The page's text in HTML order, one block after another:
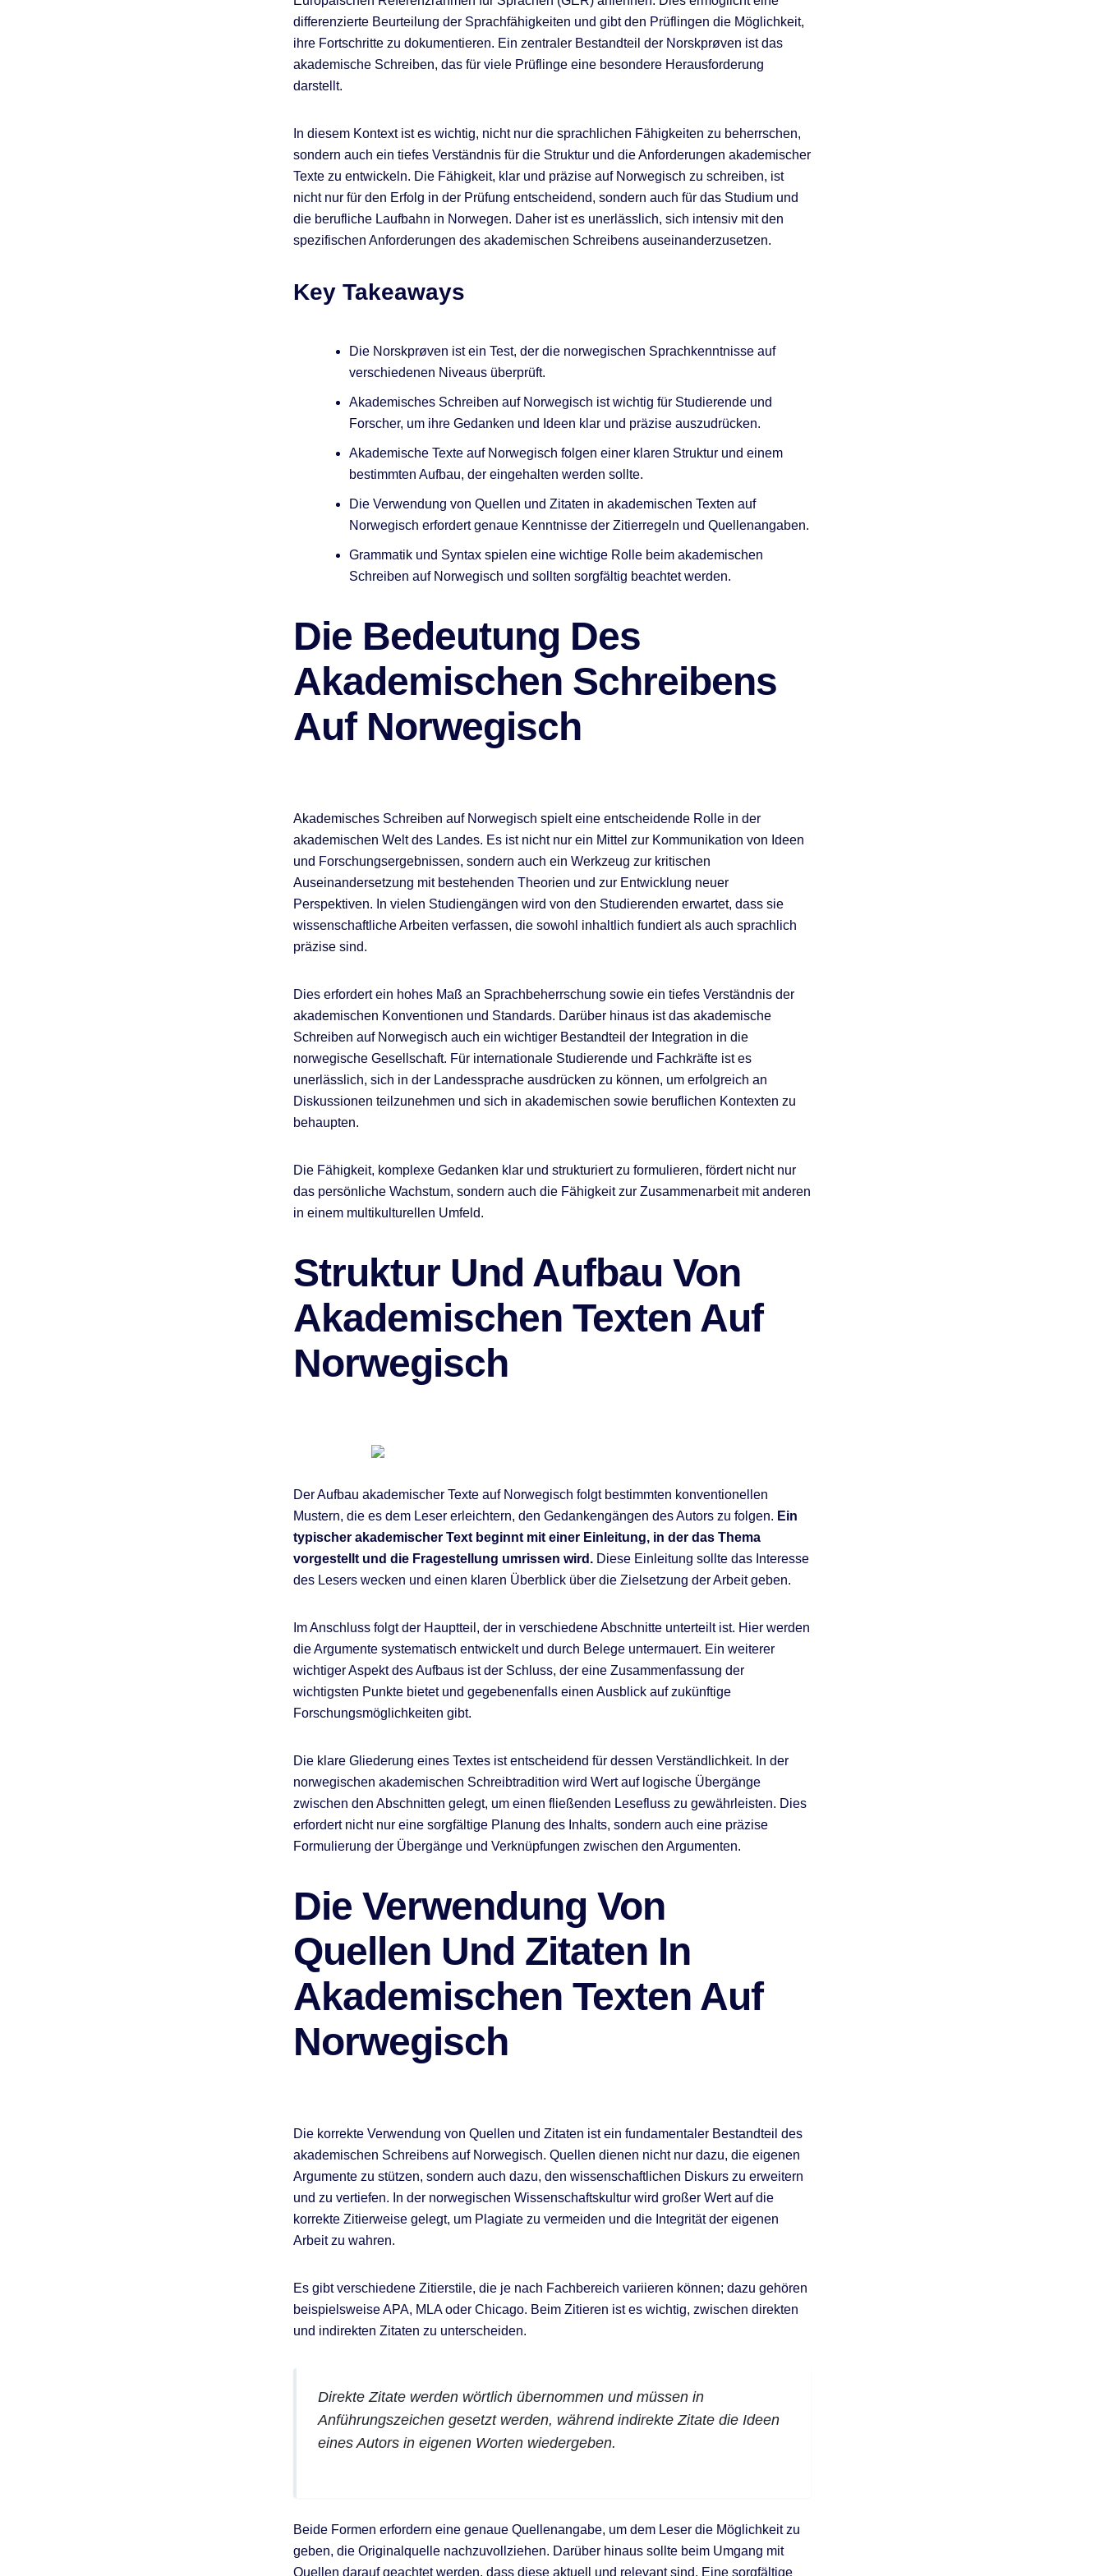
differenzierte Beurteilung der Sprachfähigkeiten und gibt den Prüflingen die Möglichkeit,
ihre Fortschritte zu dokumentieren. Ein zentraler Bestandteil der Norskprøven ist das
akademische Schreiben, das für viele Prüflinge eine besondere Herausforderung
darstellt.
In diesem Kontext ist es wichtig, nicht nur die sprachlichen Fähigkeiten zu beherrschen,
sondern auch ein tiefes Verständnis für die Struktur und die Anforderungen akademischer
Texte zu entwickeln. Die Fähigkeit, klar und präzise auf Norwegisch zu schreiben, ist
nicht nur für den Erfolg in der Prüfung entscheidend, sondern auch für das Studium und
die berufliche Laufbahn in Norwegen. Daher ist es unerlässlich, sich intensiv mit den
spezifischen Anforderungen des akademischen Schreibens auseinanderzusetzen.
Key Takeaways
Die Norskprøven ist ein Test, der die norwegischen Sprachkenntnisse auf
verschiedenen Niveaus überprüft.
Akademisches Schreiben auf Norwegisch ist wichtig für Studierende und
Forscher, um ihre Gedanken und Ideen klar und präzise auszudrücken.
Akademische Texte auf Norwegisch folgen einer klaren Struktur und einem
bestimmten Aufbau, der eingehalten werden sollte.
Die Verwendung von Quellen und Zitaten in akademischen Texten auf
Norwegisch erfordert genaue Kenntnisse der Zitierregeln und Quellenangaben.
Grammatik und Syntax spielen eine wichtige Rolle beim akademischen
Schreiben auf Norwegisch und sollten sorgfältig beachtet werden.
Die Bedeutung Des
Akademischen Schreibens
Auf Norwegisch
Akademisches Schreiben auf Norwegisch spielt eine entscheidende Rolle in der
akademischen Welt des Landes. Es ist nicht nur ein Mittel zur Kommunikation von Ideen
und Forschungsergebnissen, sondern auch ein Werkzeug zur kritischen
Auseinandersetzung mit bestehenden Theorien und zur Entwicklung neuer
Perspektiven. In vielen Studiengängen wird von den Studierenden erwartet, dass sie
wissenschaftliche Arbeiten verfassen, die sowohl inhaltlich fundiert als auch sprachlich
präzise sind.
Dies erfordert ein hohes Maß an Sprachbeherrschung sowie ein tiefes Verständnis der
akademischen Konventionen und Standards. Darüber hinaus ist das akademische
Schreiben auf Norwegisch auch ein wichtiger Bestandteil der Integration in die
norwegische Gesellschaft. Für internationale Studierende und Fachkräfte ist es
unerlässlich, sich in der Landessprache ausdrücken zu können, um erfolgreich an
Diskussionen teilzunehmen und sich in akademischen sowie beruflichen Kontexten zu
behaupten.
Die Fähigkeit, komplexe Gedanken klar und strukturiert zu formulieren, fördert nicht nur
das persönliche Wachstum, sondern auch die Fähigkeit zur Zusammenarbeit mit anderen
in einem multikulturellen Umfeld.
Struktur Und Aufbau Von
Akademischen Texten Auf
Norwegisch
Der Aufbau akademischer Texte auf Norwegisch folgt bestimmten konventionellen
Mustern, die es dem Leser erleichtern, den Gedankengängen des Autors zu folgen. Ein
typischer akademischer Text beginnt mit einer Einleitung, in der das Thema
vorgestellt und die Fragestellung umrissen wird. Diese Einleitung sollte das Interesse
des Lesers wecken und einen klaren Überblick über die Zielsetzung der Arbeit geben.
Im Anschluss folgt der Hauptteil, der in verschiedene Abschnitte unterteilt ist. Hier werden
die Argumente systematisch entwickelt und durch Belege untermauert. Ein weiterer
wichtiger Aspekt des Aufbaus ist der Schluss, der eine Zusammenfassung der
wichtigsten Punkte bietet und gegebenenfalls einen Ausblick auf zukünftige
Forschungsmöglichkeiten gibt.
Die klare Gliederung eines Textes ist entscheidend für dessen Verständlichkeit. In der
norwegischen akademischen Schreibtradition wird Wert auf logische Übergänge
zwischen den Abschnitten gelegt, um einen fließenden Lesefluss zu gewährleisten. Dies
erfordert nicht nur eine sorgfältige Planung des Inhalts, sondern auch eine präzise
Formulierung der Übergänge und Verknüpfungen zwischen den Argumenten.
Die Verwendung Von
Quellen Und Zitaten In
Akademischen Texten Auf
Norwegisch
Die korrekte Verwendung von Quellen und Zitaten ist ein fundamentaler Bestandteil des
akademischen Schreibens auf Norwegisch. Quellen dienen nicht nur dazu, die eigenen
Argumente zu stützen, sondern auch dazu, den wissenschaftlichen Diskurs zu erweitern
und zu vertiefen. In der norwegischen Wissenschaftskultur wird großer Wert auf die
korrekte Zitierweise gelegt, um Plagiate zu vermeiden und die Integrität der eigenen
Arbeit zu wahren.
Es gibt verschiedene Zitierstile, die je nach Fachbereich variieren können; dazu gehören
beispielsweise APA, MLA oder Chicago. Beim Zitieren ist es wichtig, zwischen direkten
und indirekten Zitaten zu unterscheiden.
Direkte Zitate werden wörtlich übernommen und müssen in
Anführungszeichen gesetzt werden, während indirekte Zitate die Ideen
eines Autors in eigenen Worten wiedergeben.
Beide Formen erfordern eine genaue Quellenangabe, um dem Leser die Möglichkeit zu
geben, die Originalquelle nachzuvollziehen. Darüber hinaus sollte beim Umgang mit
Quellen darauf geachtet werden, dass diese aktuell und relevant sind. Eine sorgfältige